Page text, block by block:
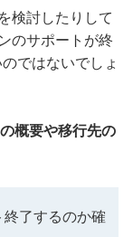
検討したりして
のサポートが終
ではないでしょ
概要や移行先の
了するのか確